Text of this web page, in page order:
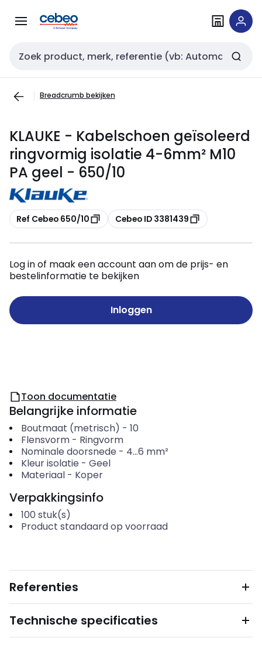
naar
naar
Zoekveld invoer
Breadcrumb bekijken
KLAUKE - Kabelschoen geïsoleerd
ringvormig isolatie 4-6mm² M10
PA geel - 650/10
Kopiëren
Ref Cebeo 650/10 Kopiëren
Cebeo ID 3381439
Log in of maak een account aan om de prijs- en
bestelinformatie te bekijken
Inloggen
Toon documentatie
Belangrijke informatie
Boutmaat (metrisch) - 10
Flensvorm- Ringvorm
Nominale doorsnede - 4...6 mm²
Kleur isolatie - Geel
Materiaal- Koper
Verpakkingsinfo
100 stuk(s)
Product standaard op voorraad
Referenties
Technische specificaties